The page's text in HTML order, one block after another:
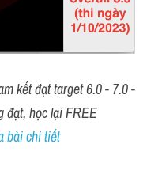
kết đạt target 6.0 - 7.0 -
đạt, học lại FREE
bài chi tiết